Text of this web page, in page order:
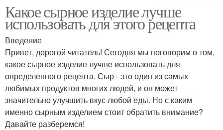
Изделия для рецепта
полутвёрдыми сырами
Рецепты с полумягкими
сырами
Рецепты с мягкими
сырами
Какое сырное изделие лучше
использовать для этого рецепта
Введение
Привет, дорогой читатель! Сегодня мы поговорим о том,
какое сырное изделие лучше использовать для
определенного рецепта. Сыр - это один из самых
любимых продуктов многих людей, и он может
значительно улучшить вкус любой еды. Но с каким
именно сырным изделием стоит обратить внимание?
Давайте разберемся!